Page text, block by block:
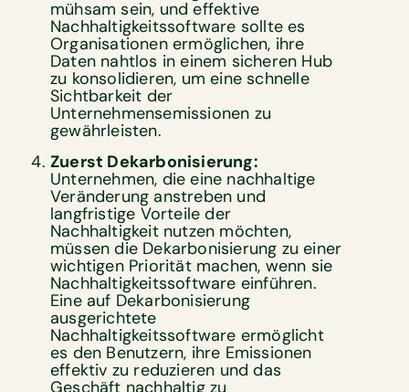
mühsam sein, und effektive
Nachhaltigkeitssoftware sollte es
Organisationen ermöglichen, ihre
Daten nahtlos in einem sicheren Hub
zu konsolidieren, um eine schnelle
Sichtbarkeit der
Unternehmensemissionen zu
gewährleisten.
Zuerst Dekarbonisierung:
Unternehmen, die eine nachhaltige
Veränderung anstreben und
langfristige Vorteile der
Nachhaltigkeit nutzen möchten,
müssen die Dekarbonisierung zu einer
wichtigen Priorität machen, wenn sie
Nachhaltigkeitssoftware einführen.
Eine auf Dekarbonisierung
ausgerichtete
Nachhaltigkeitssoftware ermöglicht
es den Benutzern, ihre Emissionen
effektiv zu reduzieren und das
Geschäft nachhaltig zu